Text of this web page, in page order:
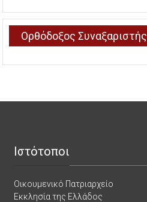
Ορθόδοξος Συναξαριστής
Ιστότοποι
Οικουμενικό Πατριαρχείο
Εκκλησία της Ελλάδος